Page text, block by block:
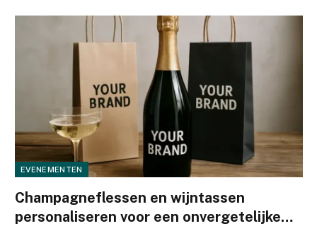
EVENEMENTEN
Champagneflessen en wijntassen
personaliseren voor een onvergetelijke